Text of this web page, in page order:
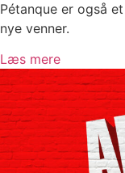
Pétanque er også
nye venner.
Læs mere